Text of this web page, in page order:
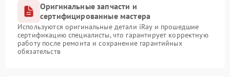
Оригинальные запчасти и
сертифицированные мастера
Используются оригинальные детали iRay и прошедшие
сертификацию специалисты, что гарантирует корректную
работу после ремонта и сохранение гарантийных
обязательств